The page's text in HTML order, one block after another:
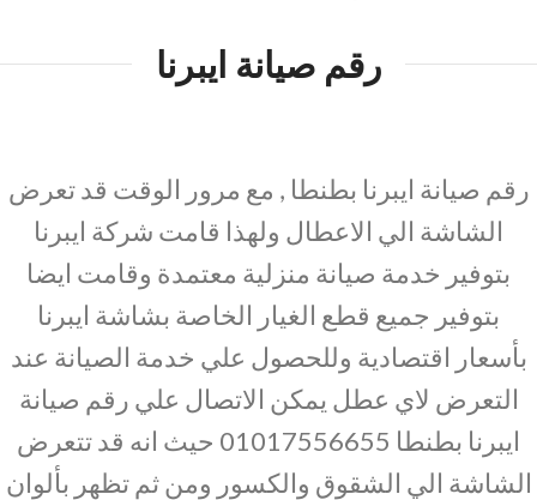
رقم صيانة ايبرنا
رقم صيانة ايبرنا بطنطا , مع مرور الوقت قد تعرض
الشاشة الي الاعطال ولهذا قامت شركة ايبرنا
بتوفير خدمة صيانة منزلية معتمدة وقامت ايضا
بتوفير جميع قطع الغيار الخاصة بشاشة ايبرنا
بأسعار اقتصادية وللحصول علي خدمة الصيانة عند
التعرض لاي عطل يمكن الاتصال علي رقم صيانة
ايبرنا بطنطا 01017556655 حيث انه قد تتعرض
الشاشة الي الشقوق والكسور ومن ثم تظهر بألوان